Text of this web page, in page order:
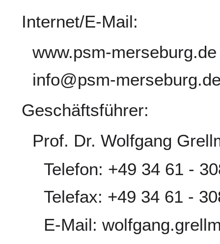
Internet/E-Mail:
www.psm-merseburg.de
info@psm-
Geschäftsführer:
Prof. Dr. Wolfgang
Telefon: +49 34 61 -
Telefax: +49 34 61 -
E-Mail: